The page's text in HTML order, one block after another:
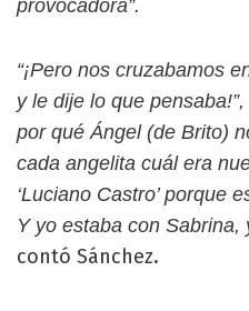
provocadora”.
“¡Pero nos cruzabamos
y le dije lo que pensaba!”,
por qué Ángel (de Brito)
cada angelita cuál era
‘Luciano Castro’ porque
Y yo estaba con Sabrina,
contó Sánchez.